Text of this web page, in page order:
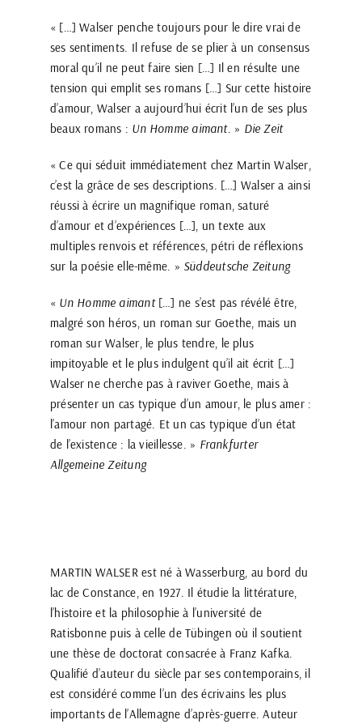
« […] Walser penche toujours pour le dire vrai de
ses sentiments. Il refuse de se plier à un consensus
moral qu’il ne peut faire sien […] Il en résulte une
tension qui emplit ses romans […] Sur cette histoire
d’amour, Walser a aujourd’hui écrit l’un de ses plus
beaux romans : Un Homme aimant. » Die Zeit
« Ce qui séduit immédiatement chez Martin Walser,
c’est la grâce de ses descriptions. […] Walser a ainsi
réussi à écrire un magnifique roman, saturé
d’amour et d’expériences […], un texte aux
multiples renvois et références, pétri de réflexions
sur la poésie elle-même. » Süddeutsche Zeitung
« Un Homme aimant[…] ne s’est pas révélé être,
malgré son héros, un roman sur Goethe, mais un
roman sur Walser, le plus tendre, le plus
impitoyable et le plus indulgent qu’il ait écrit […]
Walser ne cherche pas à raviver Goethe, mais à
présenter un cas typique d’un amour, le plus amer :
l’amour non partagé. Et un cas typique d’un état
de l’existence : la vieillesse. » Frankfurter
Allgemeine Zeitung
MARTIN WALSER est né à Wasserburg, au bord du
lac de Constance, en 1927. Il étudie la littérature,
l’histoire et la philosophie à l’université de
Ratisbonne puis à celle de Tübingen où il soutient
une thèse de doctorat consacrée à Franz Kafka.
Qualifié d’auteur du siècle par ses contemporains, il
est considéré comme l’un des écrivains les plus
importants de l’Allemagne d’après-guerre. Auteur